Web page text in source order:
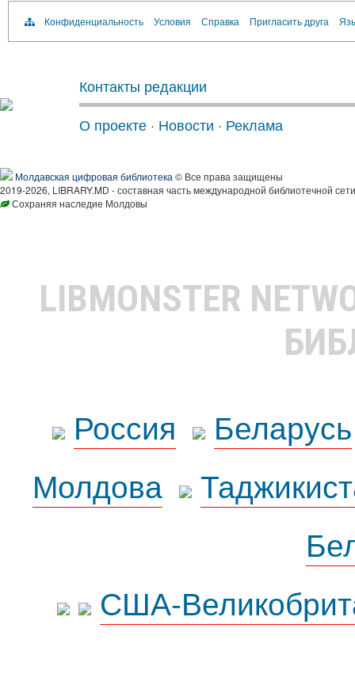
Конфиденциальность Условия Справка Пригласить друга
Контакты редакции
О проекте · Новости · Реклама
Молдавская цифровая библиотека © Все права защищены
2019-2026, LIBRARY.MD - составная часть международной библиотечной
Сохраняя наследие Молдовы
LIBMONSTER
Россия
Беларусь
Молдова
США-